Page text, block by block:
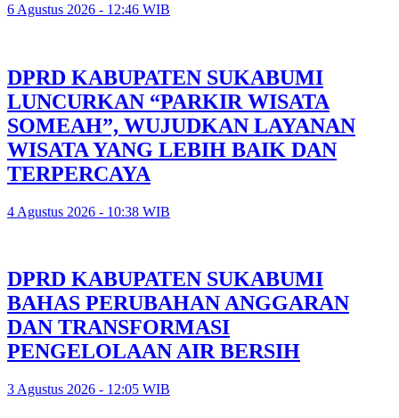
6 Agustus 2026 - 12:46 WIB
DPRD KABUPATEN SUKABUMI
LUNCURKAN “PARKIR WISATA
SOMEAH”, WUJUDKAN LAYANAN
WISATA YANG LEBIH BAIK DAN
TERPERCAYA
4 Agustus 2026 - 10:38 WIB
DPRD KABUPATEN SUKABUMI
BAHAS PERUBAHAN ANGGARAN
DAN TRANSFORMASI
PENGELOLAAN AIR BERSIH
3 Agustus 2026 - 12:05 WIB